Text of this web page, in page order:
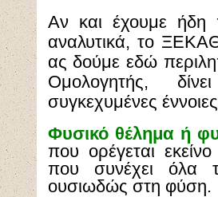
Αν και έχουμε ήδη
αναλυτικά, το
ας δούμε εδώ
Ομολογητής,
συγκεχυμένες
Φυσικό θέλημα ή
που ορέγεται
που συνέχει όλα
ουσιωδώς στη φύση.